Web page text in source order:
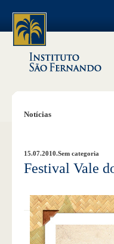
Notícias
15.07.2010.Sem categoria
Festival Vale